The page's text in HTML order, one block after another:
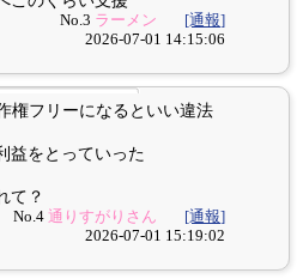
No.3 ラーメン
[通報]
2026-07-01 14:15:06
権フリーになるといい違法
益をとっていった
て？
No.4通りすがりさん
[通報]
2026-07-01 15:19:02